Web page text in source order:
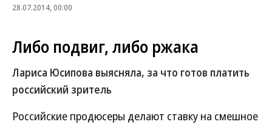
28.07.2014, 00:00
Либо подвиг, либо ржака
Лариса Юсипова выясняла, за что готов платить
российский зритель
Российские продюсеры делают ставку на смешное